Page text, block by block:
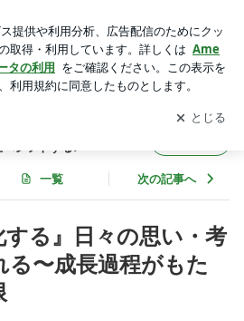
| 真実の愛❤️内なる美、自分にしか
人生へシフトする♪
ブログの更新通知
を受け取りまし
開く
シフトする♪
一覧 次の記事へ
する』日々の思い・考
る〜成長過程がもた